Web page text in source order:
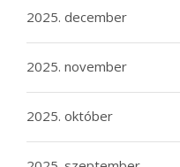
2025. december
2025. november
2025. október